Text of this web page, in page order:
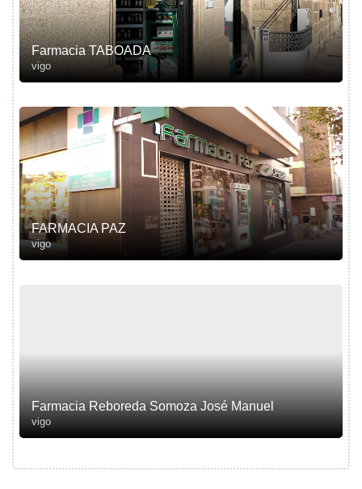
Farmacia TABOADA
vigo
FARMACIA PAZ
vigo
Farmacia Reboreda Somoza José Manuel
vigo